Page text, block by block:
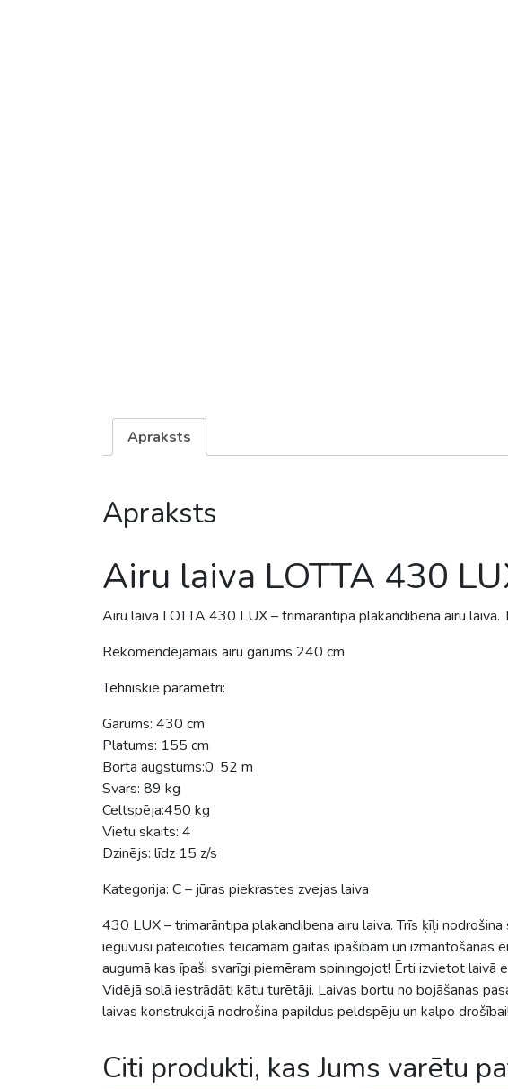
Apraksts
Apraksts
Airu laiva LOTTA 430
Airu laiva LOTTA 430 LUX – trimarāntipa plakandibena airu
Rekomendējamais airu garums 240 cm
Tehniskie parametri:
Garums: 430 cm
Platums: 155 cm
Borta augstums:0. 52 m
Svars: 89 kg
Celtspēja:450 kg
Vietu skaits: 4
Dzinējs: līdz 15 z/s
Kategorija: C – jūras piekrastes zvejas laiva
430 LUX – trimarāntipa plakandibena airu laiva. Trīs ķīļi
ieguvusi pateicoties teicamām gaitas īpašībām un izmantošanas
augumā kas īpaši svarīgi piemēram spiningojot! Ērti izvietot
Vidējā solā iestrādāti kātu turētāji. Laivas bortu no bojāšanas
laivas konstrukcijā nodrošina papildus peldspēju un kalpo drošībai!
Citi produkti, kas Jums varētu